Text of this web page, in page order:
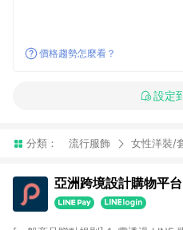
價格趨勢怎麼看？
設定
分類： 流行服飾 女性洋裝/
亞洲跨境設計購物平